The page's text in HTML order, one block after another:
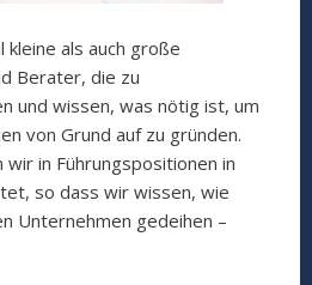
als auch große
Berater, die zu
und wissen, was nötig ist, um
von Grund auf zu gründen.
wir in Führungspositionen in
so dass wir wissen, wie
Unternehmen gedeihen –